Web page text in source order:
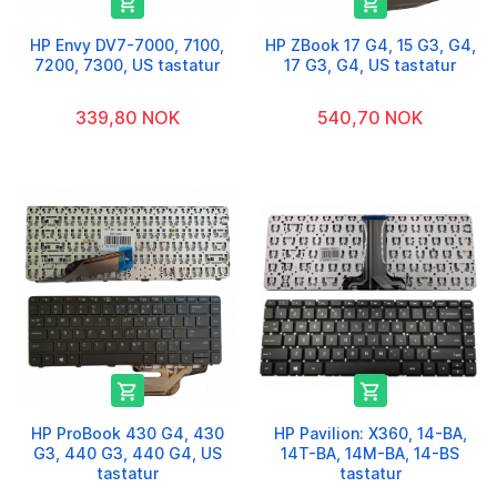
HP Envy DV7-7000, 7100,
7200, 7300, US tastatur
339,80 NOK
HP ZBook 17 G4, 15 G3, G4,
17 G3, G4, US tastatur
540,70 NOK

HP ProBook 430 G4, 430
G3, 440 G3, 440 G4, US
tastatur

HP Pavilion: X360, 14-BA,
14T-BA, 14M-BA, 14-BS
tastatur